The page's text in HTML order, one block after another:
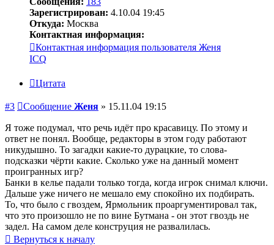
Зарегистрирован: 4.10.04 19:45
Откуда: Москва
Контактная информация:
Контактная информация пользователя Женя
ICQ
Цитата
#3 Сообщение Женя » 15.11.04 19:15
Я тоже подумал, что речь идёт про красавицу. По этому и
ответ не понял. Вообще, редакторы в этом году работают
никудышно. То загадки какие-то дурацкие, то слова-
подсказки чёрти какие. Сколько уже на данный момент
проигранных игр?
Банки в келье падали только тогда, когда игрок снимал ключи.
Дальше уже ничего не мешало ему спокойно их подбирать.
То, что было с гвоздем, Ярмольник проаргументировал так,
что это произошло не по вине Бутмана - он этот гвоздь не
задел. На самом деле конструция не развалилась.
Вернуться к началу